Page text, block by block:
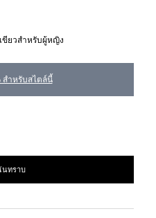
ขียวสำหรับผู้หญิง
สำหรับสไตล์นี้
นทราบ